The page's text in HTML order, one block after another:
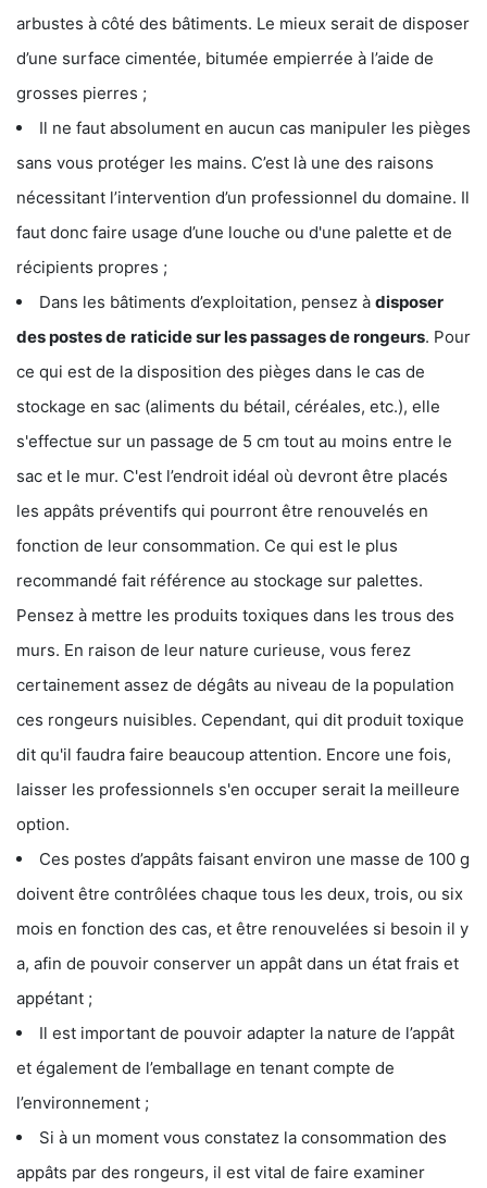
arbustes à côté des bâtiments. Le mieux serait de disposer
d’une surface cimentée, bitumée empierrée à l’aide de
grosses pierres ;
Il ne faut absolument en aucun cas manipuler les pièges
sans vous protéger les mains. C’est là une des raisons
nécessitant l’intervention d’un professionnel du domaine. Il
faut donc faire usage d’une louche ou d'une palette et de
récipients propres ;
Dans les bâtiments d’exploitation, pensez à disposer
des postes de raticide sur les passages de rongeurs. Pour
ce qui est de la disposition des pièges dans le cas de
stockage en sac (aliments du bétail, céréales, etc.), elle
s'effectue sur un passage de 5 cm tout au moins entre le
sac et le mur. C'est l’endroit idéal où devront être placés
les appâts préventifs qui pourront être renouvelés en
fonction de leur consommation. Ce qui est le plus
recommandé fait référence au stockage sur palettes.
Pensez à mettre les produits toxiques dans les trous des
murs. En raison de leur nature curieuse, vous ferez
certainement assez de dégâts au niveau de la population
ces rongeurs nuisibles. Cependant, qui dit produit toxique
dit qu'il faudra faire beaucoup attention. Encore une fois,
laisser les professionnels s'en occuper serait la meilleure
option.
Ces postes d’appâts faisant environ une masse de 100 g
doivent être contrôlées chaque tous les deux, trois, ou six
mois en fonction des cas, et être renouvelées si besoin il y
a, afin de pouvoir conserver un appât dans un état frais et
appétant ;
Il est important de pouvoir adapter la nature de l’appât
et également de l’emballage en tenant compte de
l’environnement ;
Si à un moment vous constatez la consommation des
appâts par des rongeurs, il est vital de faire examiner